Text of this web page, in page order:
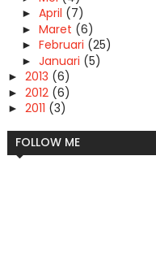
► April (7)
► Maret (6)
► Februari (25)
► Januari (5)
► 2013 (6)
► 2012 (6)
► 2011 (3)
FOLLOW ME